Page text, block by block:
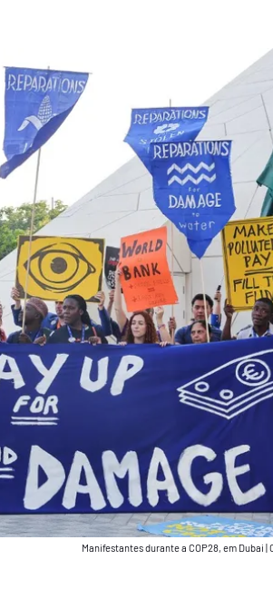
Manifestantes durante a COP28, em Dubai |